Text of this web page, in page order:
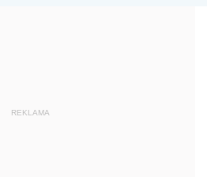
1959REKLAMA